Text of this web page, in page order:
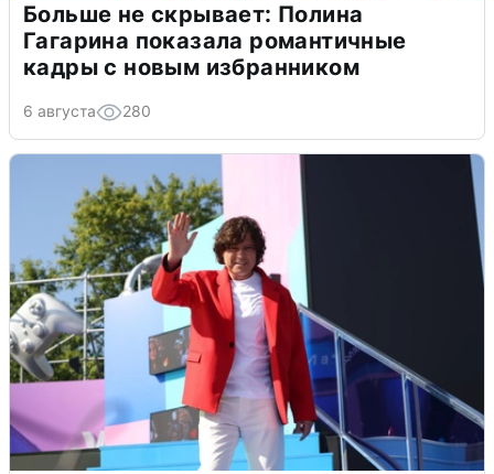
Больше не скрывает: Полина
Гагарина показала романтичные
кадры с новым избранником
6 августа 280